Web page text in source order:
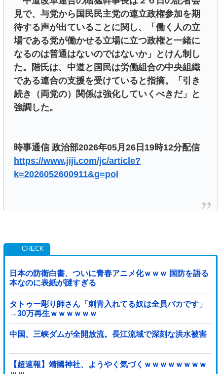
見で、与党から国民民主党の連立政権参加を期
待する声が出ていることに関し、「働く人の立
場である党が働かせる立場に立つ政権と一緒に
なるのは普通はないのではないか」とけん制し
た。階氏は、中道と国民は労働組合の中央組織
である連合の支援を受けていると指摘。「引き
続き（両党の）関係は強化していくべきだ」と
強調した。
時事通信 政治部2026年05月26日19時12分配信
https://www.jiji.com/jc/article?
k=2026052600911&g=pol
日本の防衛白書、ついに青春アニメ化ｗｗｗ 国防を語る
本なのに表紙が謎すぎる
タトゥー彫り師さん「刺青入れてる奴は全員バカです」
→30万再生ｗｗｗｗｗｗ
中国、三峡ダムが全開放流。長江流域で深刻な洪水被害
【超速報】靖國神社、ようやく気づくｗｗｗｗｗｗｗｗ